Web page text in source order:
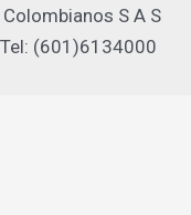
S A S
(601)6134000